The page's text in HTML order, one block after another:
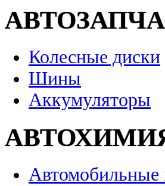
Колесные диски
Шины
Аккумуляторы
Автомобильные